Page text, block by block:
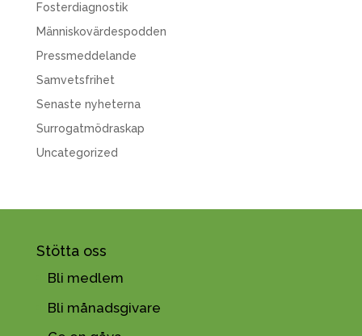
Fosterdiagnostik
Människovärdespodden
Pressmeddelande
Samvetsfrihet
Senaste nyheterna
Surrogatmödraskap
Uncategorized
Stötta oss
Bli medlem
Bli månadsgivare